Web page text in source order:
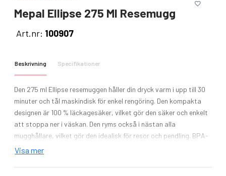
Mepal Ellipse 275 Ml Resemugg
Art.nr: 100907
Beskrivning Specifikationer
Den 275 ml Ellipse resemuggen håller din dryck varm i upp till 30
minuter och tål maskindisk för enkel rengöring. Den kompakta
designen är 100 % läckagesäker, vilket gör den säker och enkelt
att stoppa ner i väskan. Den ryms också i nästan alla
mugghållare, vilket gör den idealisk för resor och pendling. BPA-
fri.
Visa mer